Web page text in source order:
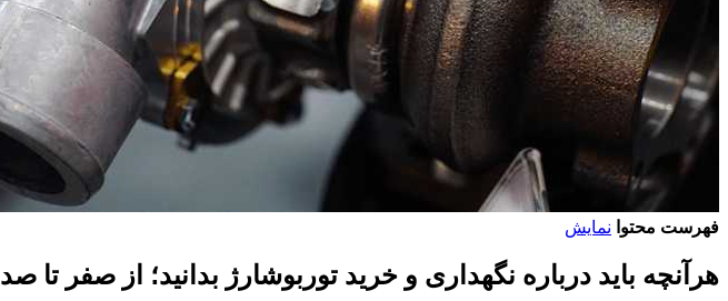
فهرست محتوا نمایش
هرآنچه باید درباره نگهداری و خرید توربوشارژ بدانید؛ از صفر تا صد